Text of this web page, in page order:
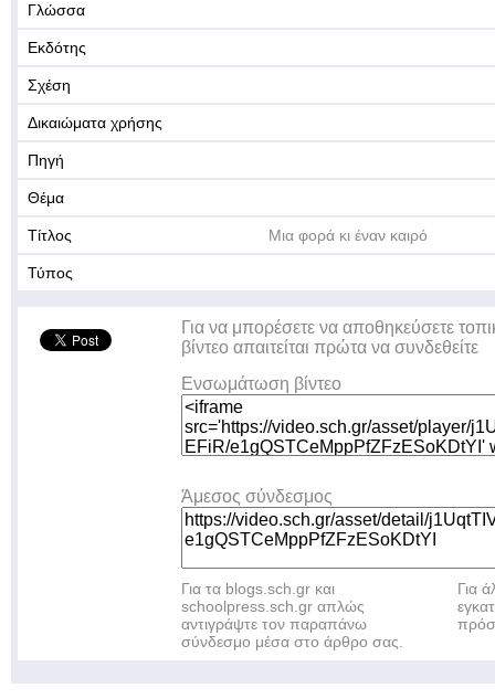
Γλώσσα
Εκδότης
Σχέση
Δικαιώματα χρήσης
Πηγή
Θέμα
Τίτλος Μια φορά κι έναν καιρό
Τύπος
Για να μπορέσετε να αποθηκεύσετε
βίντεο απαιτείται πρώτα να συνδεθείτε
Ενσωμάτωση βίντεο
Άμεσος σύνδεσμος
Για τα blogs.sch.gr και
schoolpress.sch.gr απλώς
αντιγράψτε τον παραπάνω
σύνδεσμο μέσα στο άρθρο σας.
Για